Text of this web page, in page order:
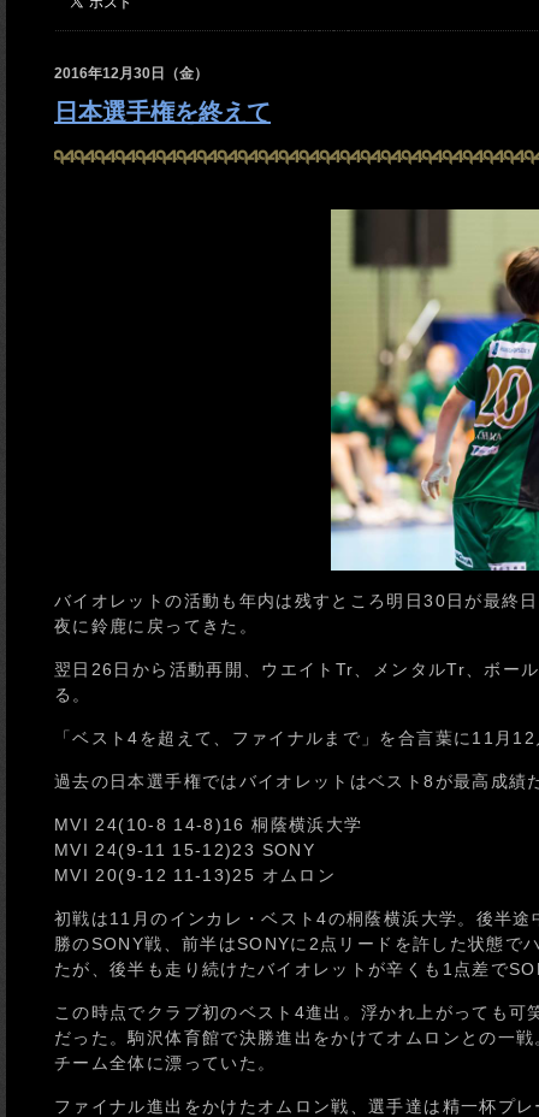
2016年12月30日（金）
日本選手権を終えて
バイオレットの活動も年内は残すところ明日30日が最終
夜に鈴鹿に戻ってきた。
翌日26日から活動再開、ウエイトTr、メンタルTr、ボー
る。
「ベスト4を超えて、ファイナルまで」を合言葉に11月
過去の日本選手権ではバイオレットはベスト8が最高成
MVI 24(10-8 14-8)16 桐蔭横浜大学
MVI 24(9-11 15-12)23 SONY
MVI 20(9-12 11-13)25 オムロン
初戦は11月のインカレ・ベスト4の桐蔭横浜大学。後半
勝のSONY戦、前半はSONYに2点リードを許した状態で
たが、後半も走り続けたバイオレットが辛くも1点差で
この時点でクラブ初のベスト4進出。浮かれ上がっても
だった。駒沢体育館で決勝進出をかけてオムロンとの一
チーム全体に漂っていた。
ファイナル進出をかけたオムロン戦、選手達は精一杯プ